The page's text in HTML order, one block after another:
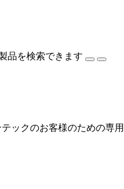
品を検索できます
テックのお客様のための